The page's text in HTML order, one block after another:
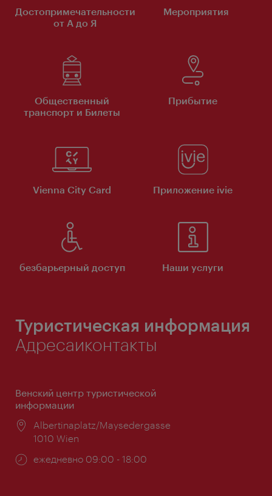
Достопримечательности
от А до Я
Мероприятия
Общественный
транспорт и Билеты
Прибытие
Vienna City Card Приложение ivie
безбарьерный доступ Наши услуги
Туристическая информация
Адресаиконтакты
Венский центр туристической
информации
Расположение:
Albertinaplatz/Maysedergasse
1010 Wien
Часы
ежедневно 09:00 - 18:00